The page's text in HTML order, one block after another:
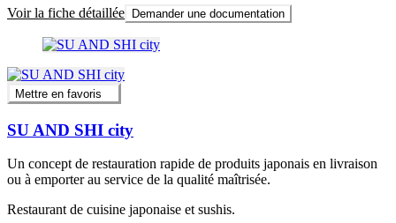
Voir la fiche détaillée Demander une documentation
Mettre en favoris
SU AND SHI city
Un concept de restauration rapide de produits japonais en livraison
ou à emporter au service de la qualité maîtrisée.
Restaurant de cuisine japonaise et sushis.